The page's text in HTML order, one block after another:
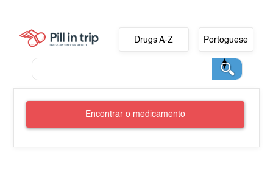
Drugs A-Z Portoguese
Encontrar o medicamento